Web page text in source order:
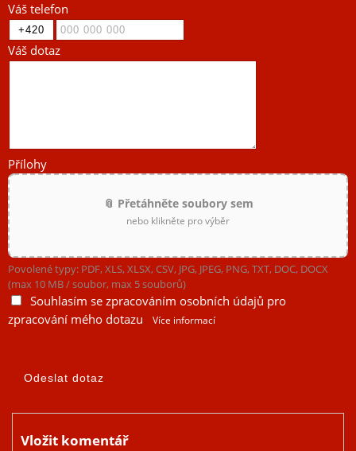
Váš telefon
Váš dotaz
Přílohy
📎 Přetáhněte soubory sem
nebo klikněte pro výběr
Povolené typy: PDF, XLS, XLSX, CSV, JPG, JPEG, PNG, TXT, DOC, DOCX
(max 10 MB / soubor, max 5 souborů)
Souhlasím se zpracováním osobních údajů pro
zpracování mého dotazu
Více informací
Vložit komentář